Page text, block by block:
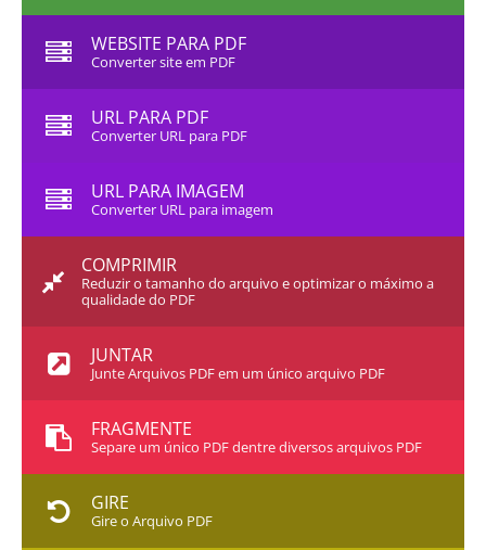
WEBSITE PARA PDF
Converter site em PDF
URL PARA PDF
Converter URL para PDF
URL PARA IMAGEM
Converter URL para imagem
COMPRIMIR
Reduzir o tamanho do arquivo e optimizar o máximo a
qualidade do PDF
JUNTAR
Junte Arquivos PDF em um único arquivo PDF
FRAGMENTE
Separe um único PDF dentre diversos arquivos PDF
GIRE
Gire o Arquivo PDF